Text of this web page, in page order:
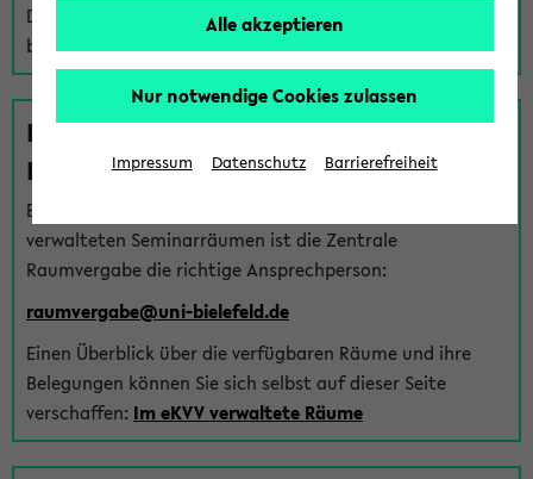
Detailseite zum Teilnahmemanagement der
betreffenden Veranstaltung.
Fragen zu im eKVV verwalteten
Räumen
Bei Fragen zur Vergabe von Hörsälen und vom eKVV
verwalteten Seminarräumen ist die Zentrale
Raumvergabe die richtige Ansprechperson:
raumvergabe@uni-bielefeld.de
Einen Überblick über die verfügbaren Räume und ihre
Belegungen können Sie sich selbst auf dieser Seite
verschaffen: Im eKVV verwaltete Räume
Alle akzeptieren
Nur notwendige Cookies zulassen
Impressum Datenschutz Barrierefreiheit